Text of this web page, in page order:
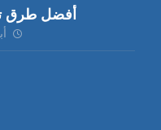
أفضل طرق